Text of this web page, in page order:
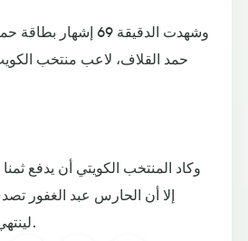
وشهدت الدقيقة 69
حمد القلاف، لاعب منتخب
وكاد المنتخب الكويتي أن يدفع
إلا أن الحارس عبد الغفور
لينتهي اللقاء بالتعادل (1-1).